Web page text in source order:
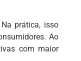
prática, isso
Ao
com maior